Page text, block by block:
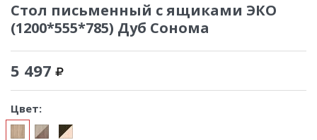
Стол письменный с ящиками ЭКО
(1200*555*785) Дуб Сонома
5 497
Цвет: